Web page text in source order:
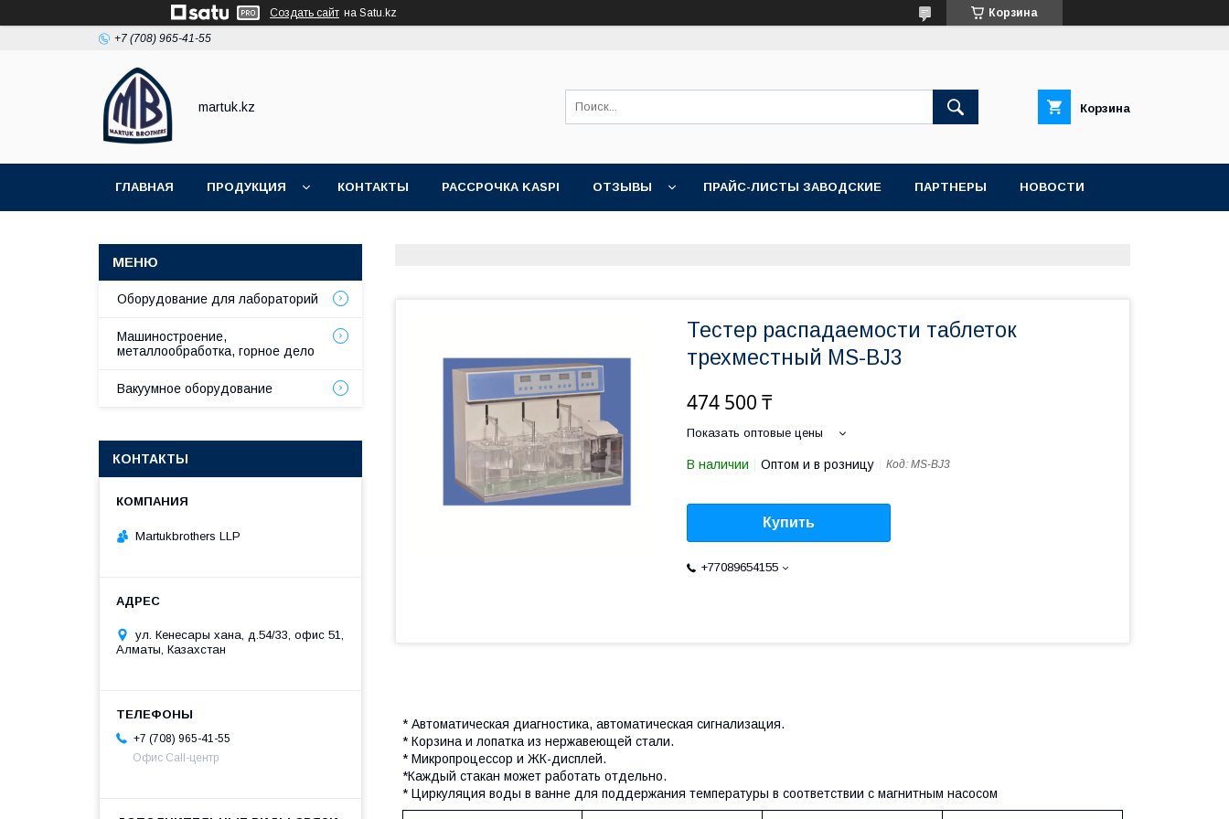
Создать сайт на Satu.kz Корзина
+7 (708) 965-41-55
martuk.kz Корзина
ГЛАВНАЯ ПРОДУКЦИЯ КОНТАКТЫ РАССРОЧКА KASPI ОТЗЫВЫ ПРАЙС-ЛИСТЫ ЗАВОДСКИЕ ПАРТНЕРЫ НОВОСТИ
Тестер распадаемости таблеток
трехместный MS-BJ3
474 500 ₸
Показать оптовые цены
В наличии Оптом и в розницу Код: MS-BJ3
Купить
+77089654155
* Автоматическая диагностика, автоматическая сигнализация.
* Корзина и лопатка из нержавеющей стали.
* Микропроцессор и ЖК-дисплей.
*Каждый стакан может работать отдельно.
* Циркуляция воды в ванне для поддержания температуры в соответствии с магнитным насосом
Оборудование для лабораторий
Машиностроение,
металлообработка, горное дело
Вакуумное оборудование
КОНТАКТЫ
Martukbrothers LLP
ул. Кенесары хана, д.54/33, офис 51,
Алматы, Казахстан
+7 (708) 965-41-55
Офис Call-центр